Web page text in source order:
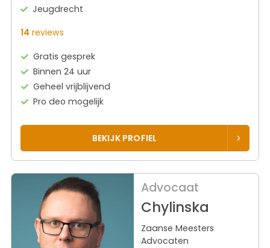
Jeugdrecht
14 reviews
Gratis gesprek
Binnen 24 uur
Geheel vrijblijvend
Pro deo mogelijk
BEKIJK PROFIEL
Advocaat
Chylinska
Zaanse Meesters
Advocaten